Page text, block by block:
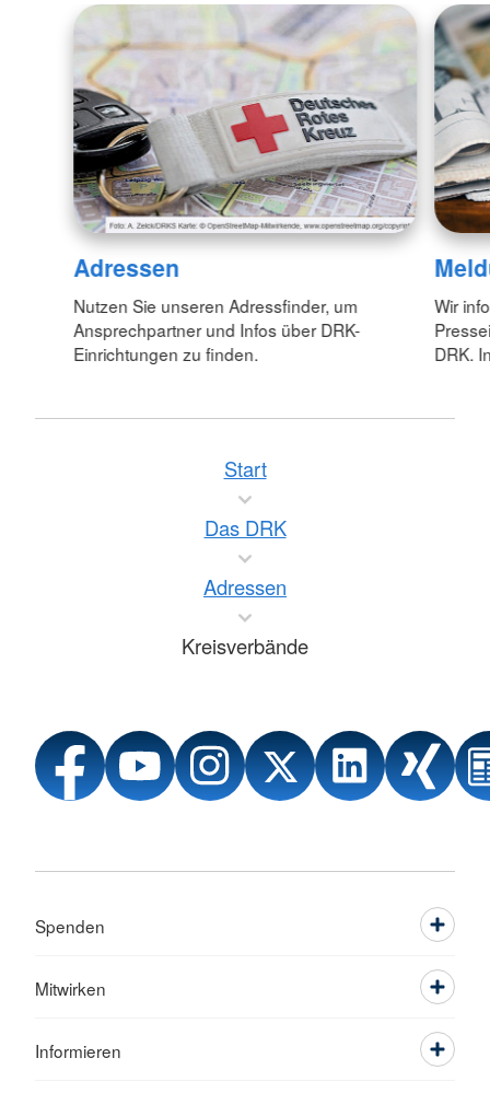
Adressen
Nutzen Sie unseren Adressfinder, um
Ansprechpartner und Infos über DRK-
Einrichtungen zu finden.
Wir
DRK.
Start
Das DRK
Adressen
Kreisverbände
Spenden
Mitwirken
Informieren